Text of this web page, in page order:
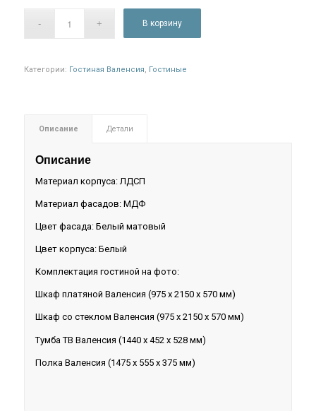
В корзину
Категории: Гостиная Валенсия, Гостиные
Описание Детали
Описание
Материал корпуса: ЛДСП
Материал фасадов: МДФ
Цвет фасада: Белый матовый
Цвет корпуса: Белый
Комплектация гостиной на фото:
Шкаф платяной Валенсия (975 х 2150 х 570 мм)
Шкаф со стеклом Валенсия (975 х 2150 х 570 мм)
Тумба ТВ Валенсия (1440 х 452 х 528 мм)
Полка Валенсия (1475 х 555 х 375 мм)